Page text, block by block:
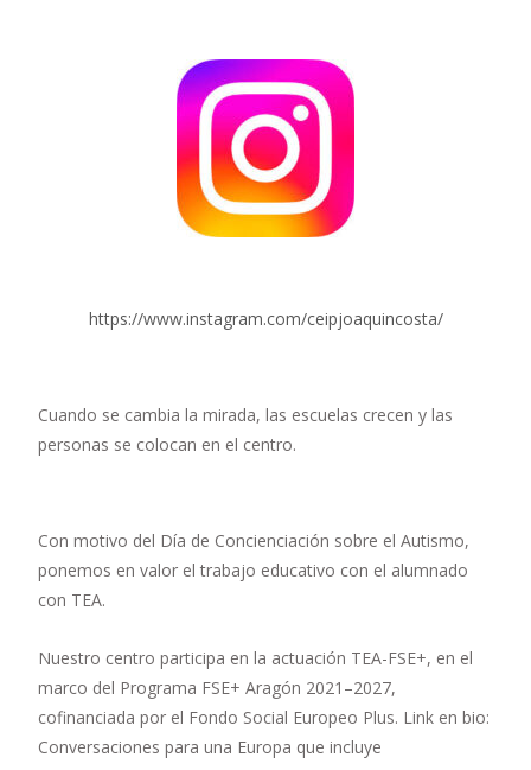
https://www.instagram.com/ceipjoaquincosta/
Cuando se cambia la mirada, las escuelas crecen y las
personas se colocan en el centro.
Con motivo del Día de Concienciación sobre el Autismo,
ponemos en valor el trabajo educativo con el alumnado
con TEA.
Nuestro centro participa en la actuación TEA-FSE+, en el
marco del Programa FSE+ Aragón 2021–2027,
cofinanciada por el Fondo Social Europeo Plus. Link en bio:
Conversaciones para una Europa que incluye